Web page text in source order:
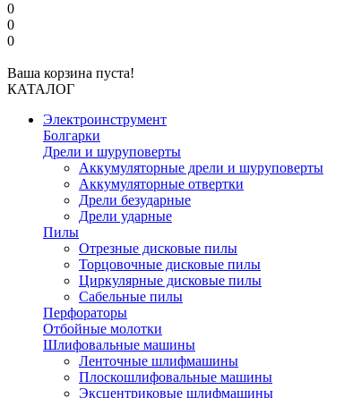
0
0
0
Ваша корзина пуста!
КАТАЛОГ
Электроинструмент
Болгарки
Дрели и шуруповерты
Аккумуляторные дрели и шуруповерты
Аккумуляторные отвертки
Дрели безударные
Дрели ударные
Пилы
Отрезные дисковые пилы
Торцовочные дисковые пилы
Циркулярные дисковые пилы
Сабельные пилы
Перфораторы
Отбойные молотки
Шлифовальные машины
Ленточные шлифмашины
Плоскошлифовальные машины
Эксцентриковые шлифмашины